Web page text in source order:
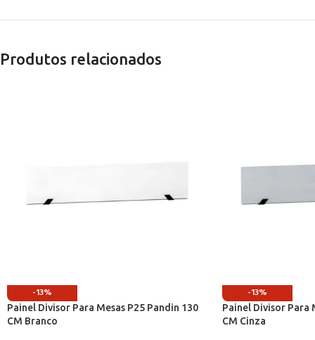
Produtos relacionados
-13%
Painel Divisor Para Mesas P25 Pandin 130
CM Branco
-13%
Painel Divisor Para
CM Cinza